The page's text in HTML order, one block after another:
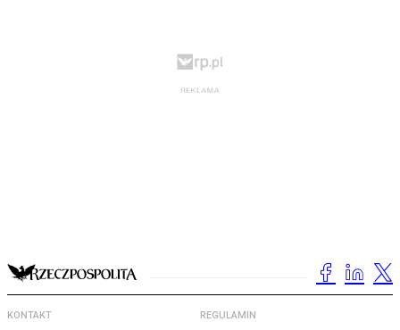
KONTAKT REGULAMIN